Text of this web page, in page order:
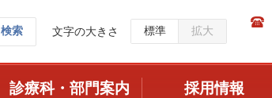
検索 文字の大きさ 標準 拡大
診療科・部門案内 採用情報